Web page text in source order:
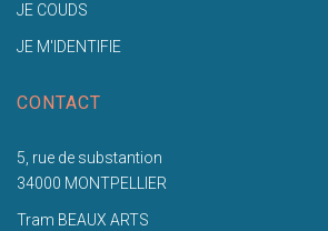
JE COUDS
JE M'IDENTIFIE
CONTACT
5, rue de substantion
34000 MONTPELLIER
Tram BEAUX ARTS